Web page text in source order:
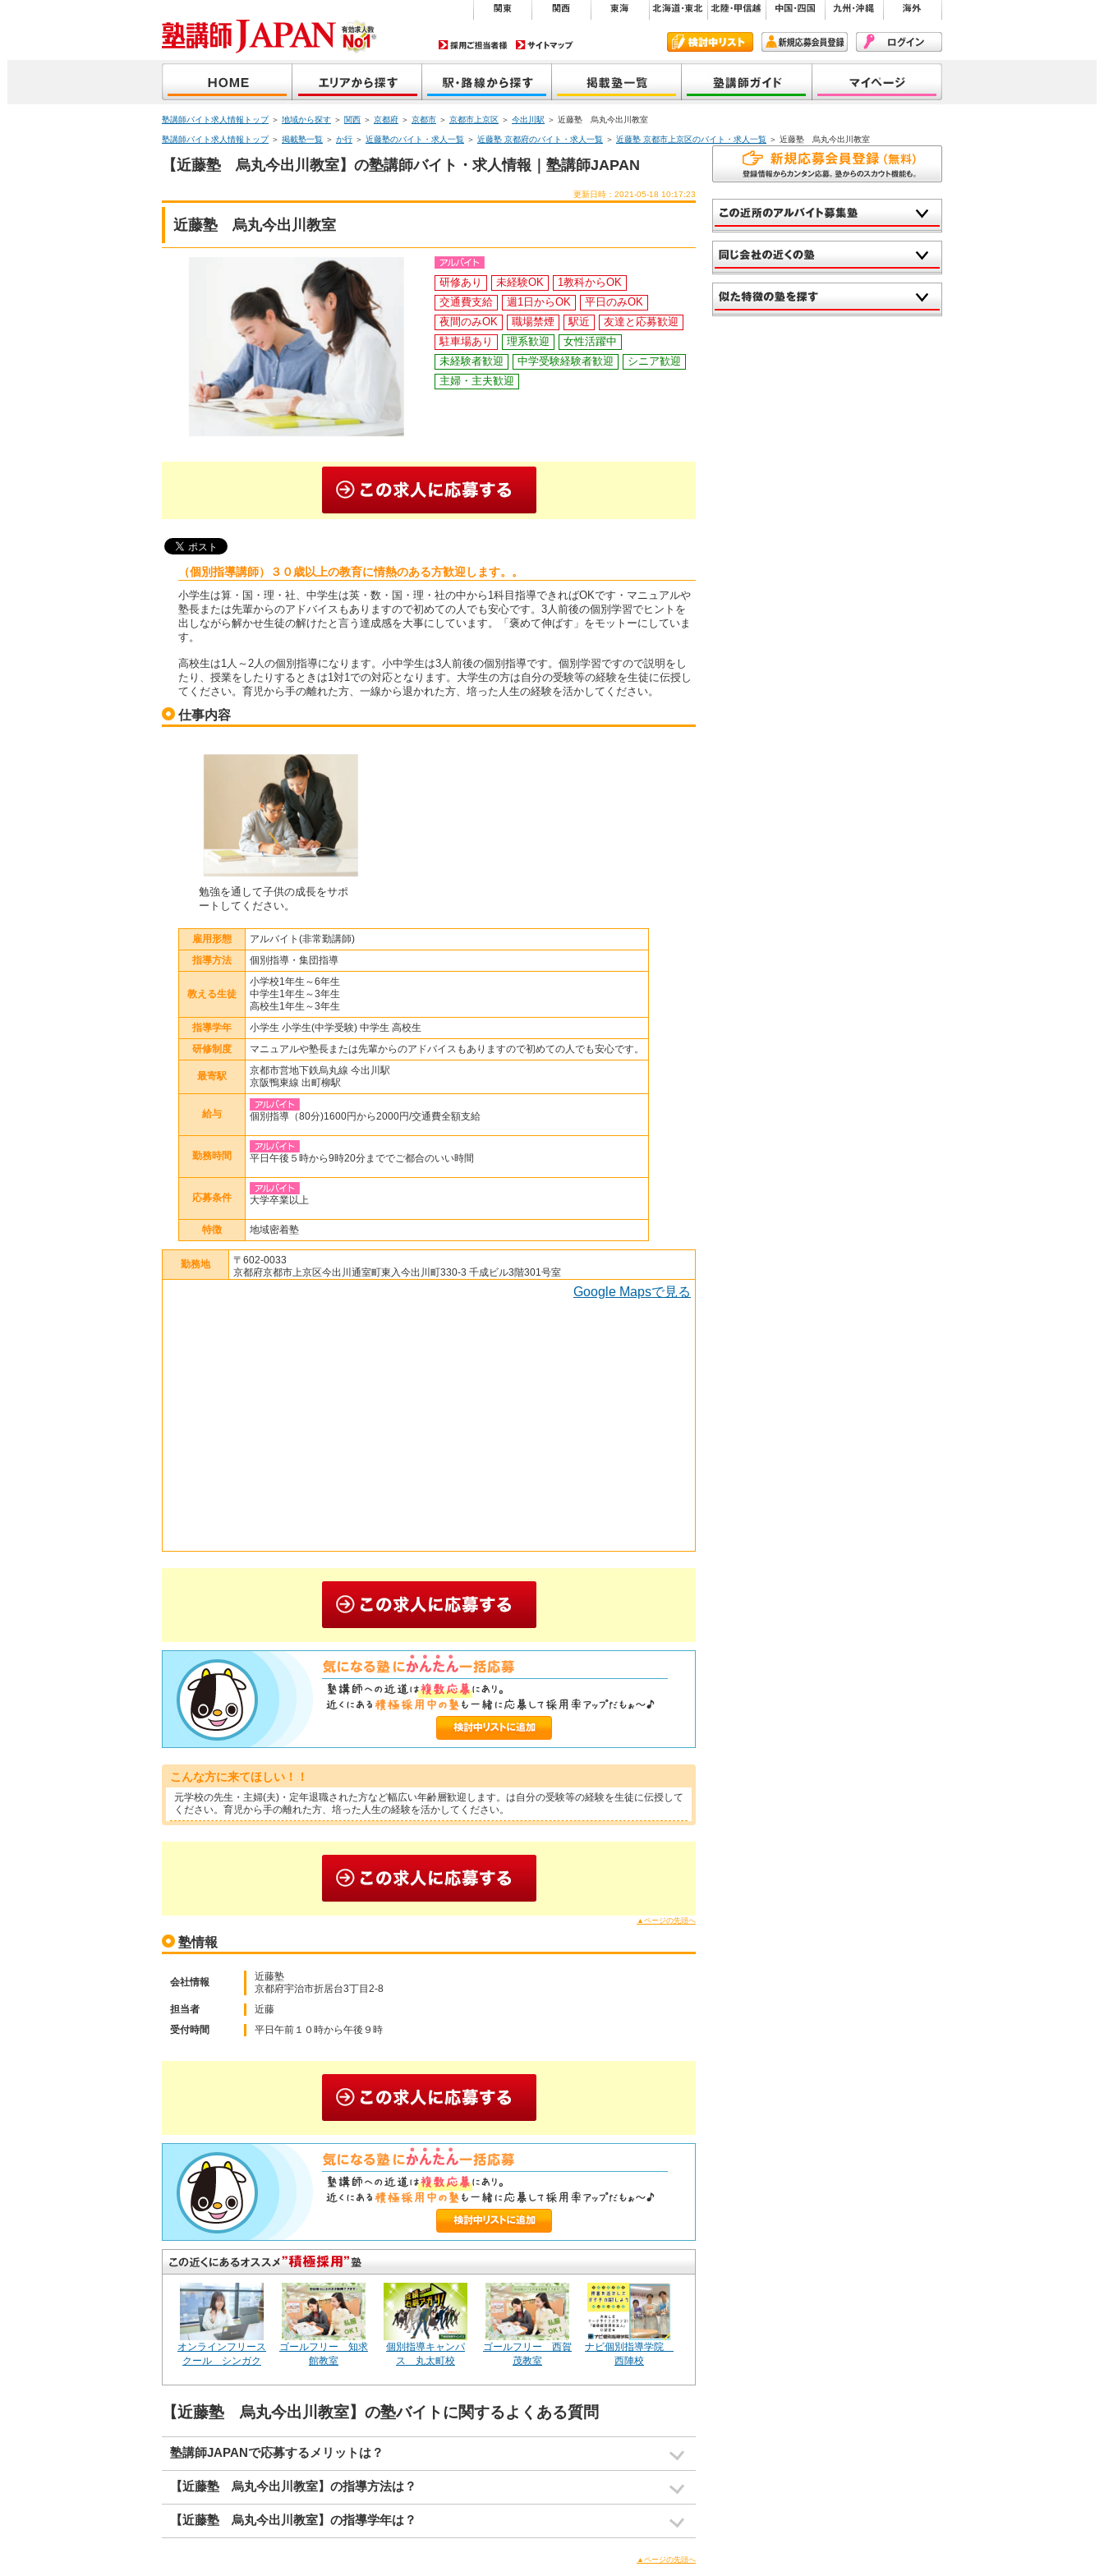
塾講師バイト求人情報トップ＞ 地域から探す ＞ 関西 ＞ 京都府 ＞ 京都市 ＞ 京都市上京区 ＞ 今出川駅 ＞ 近藤塾 烏丸今出川教室
塾講師バイト求人情報トップ＞ 掲載塾一覧 ＞ か行 ＞ 近藤塾のバイト・求人一覧 ＞ 近藤塾 京都府のバイト・求人一覧 ＞ 近藤塾 京都市上京区のバイト・求人一覧 ＞ 近藤塾 烏丸今出川教室
【近藤塾 烏丸今出川教室】の塾講師バイト・求人情報｜塾講師JAPAN
更新日時：2021-05-18 10:17:23
近藤塾 烏丸今出川教室
研修あり 未経験OK
1教科からOK
交通費支給
週1日からOK
平日のみOK
夜間のみOK
職場禁煙 駅近
友達と応募歓迎
駐車場あり
理系歓迎
女性活躍中
未経験者歓迎
中学受験経験者歓迎
シニア歓迎
主婦・主夫歓迎
（個別指導講師）３０歳以上の教育に情熱のある方歓迎します。。
小学生は算・国・理・社、中学生は英・数・国・理・社の中から1科目指導できればOKです・マニュアルや
塾長または先輩からのアドバイスもありますので初めての人でも安心です。3人前後の個別学習でヒントを
出しながら解かせ生徒の解けたと言う達成感を大事にしています。「褒めて伸ばす」をモットーにしていま
す。
高校生は1人～2人の個別指導になります。小中学生は3人前後の個別指導です。個別学習ですので説明をし
たり、授業をしたりするときは1対1での対応となります。大学生の方は自分の受験等の経験を生徒に伝授し
てください。育児から手の離れた方、一線から退かれた方、培った人生の経験を活かしてください。
仕事内容
勉強を通して子供の成長をサポ
ートしてください。
雇用形態 アルバイト(非常勤講師)
指導方法 個別指導・集団指導
教える生徒
小学校1年生～6年生
中学生1年生～3年生
高校生1年生～3年生
指導学年 小学生 小学生(中学受験) 中学生 高校生
研修制度 マニュアルや塾長または先輩からのアドバイスもありますので初めての人でも安心です。
最寄駅
京都市営地下鉄烏丸線 今出川駅
京阪鴨東線 出町柳駅
給与 個別指導（80分)1600円から2000円/交通費全額支給
勤務時間 平日午後５時から9時20分まででご都合のいい時間
応募条件 大学卒業以上
特徴 地域密着塾
勤務地
〒602-0033
京都府京都市上京区今出川通室町東入今出川町330-3 千成ビル3階301号室
Google Mapsで見る
こんな方に来てほしい！！
元学校の先生・主婦(夫)・定年退職された方など幅広い年齢層歓迎します。は自分の受験等の経験を生徒に伝授して
ください。育児から手の離れた方、培った人生の経験を活かしてください。
▲ページの先頭へ
塾情報
会社情報
近藤塾
京都府宇治市折居台3丁目2-8
担当者 近藤
受付時間 平日午前１０時から午後９時
オンラインフリース
クール シンガク
ゴールフリー 知求
館教室
個別指導キャンパ
ス 丸太町校
ゴールフリー 西賀
茂教室
ナビ個別指導学院
西陣校
【近藤塾 烏丸今出川教室】の塾バイトに関するよくある質問
塾講師JAPANで応募するメリットは？
【近藤塾 烏丸今出川教室】の指導方法は？
【近藤塾 烏丸今出川教室】の指導学年は？
▲ページの先頭へ